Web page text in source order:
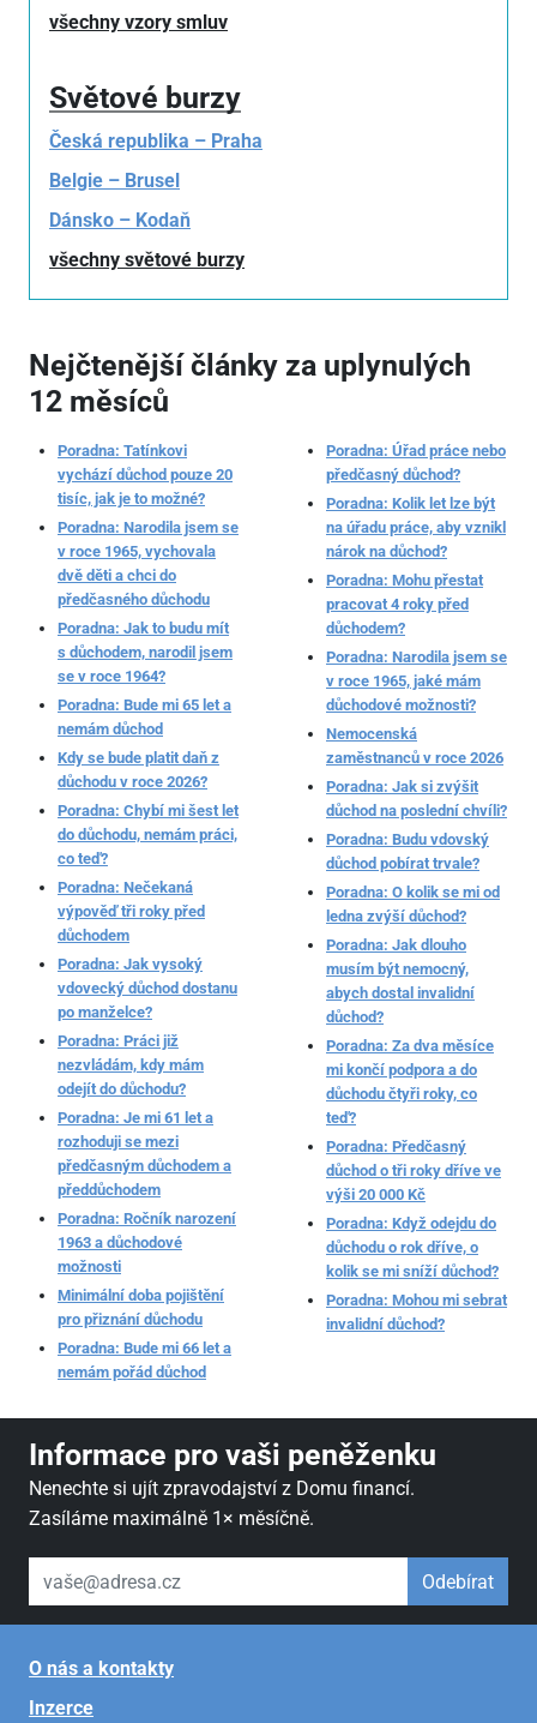
všechny vzory smluv
Světové burzy
Česká republika – Praha
Belgie – Brusel
Dánsko – Kodaň
všechny světové burzy
Nejčtenější články za uplynulých
12 měsíců
Poradna: Tatínkovi
vychází důchod pouze 20
tisíc, jak je to možné?
Poradna: Narodila jsem se
v roce 1965, vychovala
dvě děti a chci do
předčasného důchodu
Poradna: Jak to budu mít
s důchodem, narodil jsem
se v roce 1964?
Poradna: Bude mi 65 let a
nemám důchod
Kdy se bude platit daň z
důchodu v roce 2026?
Poradna: Chybí mi šest let
do důchodu, nemám práci,
co teď?
Poradna: Nečekaná
výpověď tři roky před
důchodem
Poradna: Jak vysoký
vdovecký důchod dostanu
po manželce?
Poradna: Práci již
nezvládám, kdy mám
odejít do důchodu?
Poradna: Je mi 61 let a
rozhoduji se mezi
předčasným důchodem a
předdůchodem
Poradna: Ročník narození
1963 a důchodové
možnosti
Minimální doba pojištění
pro přiznání důchodu
Poradna: Bude mi 66 let a
nemám pořád důchod
Poradna: Úřad práce nebo
předčasný důchod?
Poradna: Kolik let lze být
na úřadu práce, aby vznikl
nárok na důchod?
Poradna: Mohu přestat
pracovat 4 roky před
důchodem?
Poradna: Narodila jsem se
v roce 1965, jaké mám
důchodové možnosti?
Nemocenská
zaměstnanců v roce 2026
Poradna: Jak si zvýšit
důchod na poslední chvíli?
Poradna: Budu vdovský
důchod pobírat trvale?
Poradna: O kolik se mi od
ledna zvýší důchod?
Poradna: Jak dlouho
musím být nemocný,
abych dostal invalidní
důchod?
Poradna: Za dva měsíce
mi končí podpora a do
důchodu čtyři roky, co
teď?
Poradna: Předčasný
důchod o tři roky dříve ve
výši 20 000 Kč
Poradna: Když odejdu do
důchodu o rok dříve, o
kolik se mi sníží důchod?
Poradna: Mohou mi sebrat
invalidní důchod?
Informace pro vaši peněženku
Nenechte si ujít zpravodajství z Domu financí.
Zasíláme maximálně 1× měsíčně.
váš email Odebírat
O nás a kontakty
Inzerce